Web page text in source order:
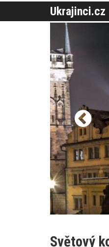
Ukrajinci.cz
Světový